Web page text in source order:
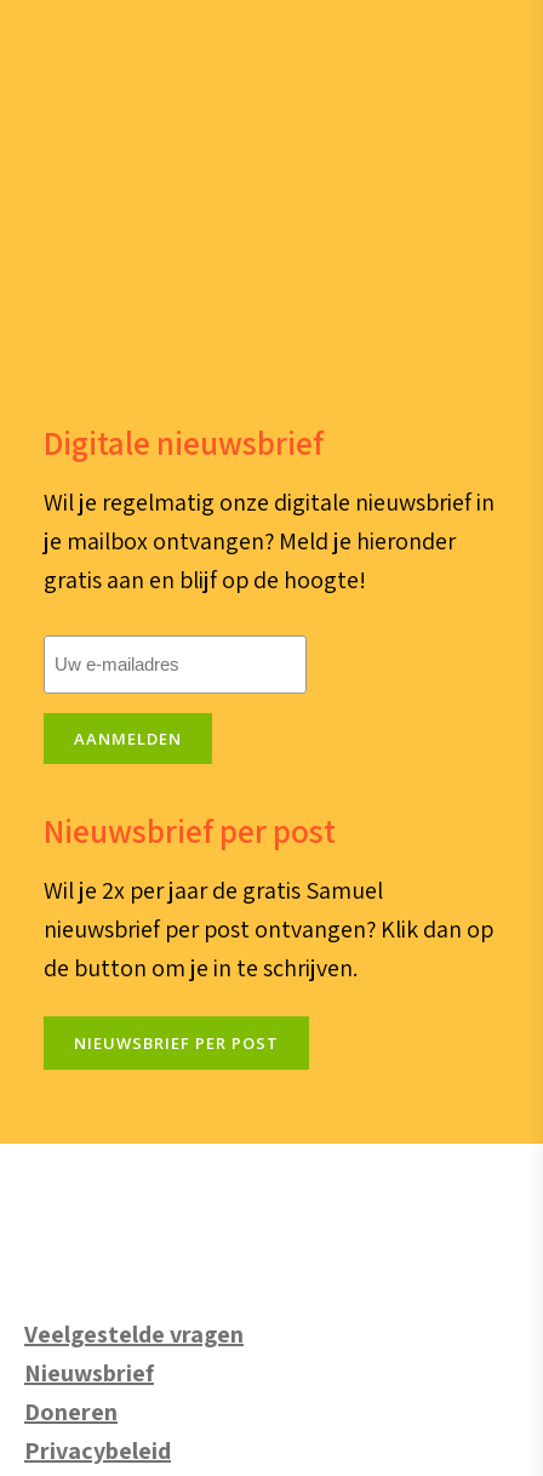
Digitale nieuwsbrief
Wil je regelmatig onze digitale nieuwsbrief in
je mailbox ontvangen? Meld je hieronder
gratis aan en blijf op de hoogte!
AANMELDEN
Nieuwsbrief per post
Wil je 2x per jaar de gratis Samuel
nieuwsbrief per post ontvangen? Klik dan op
de button om je in te schrijven.
NIEUWSBRIEF PER POST
Veelgestelde vragen
Nieuwsbrief
Doneren
Privacybeleid